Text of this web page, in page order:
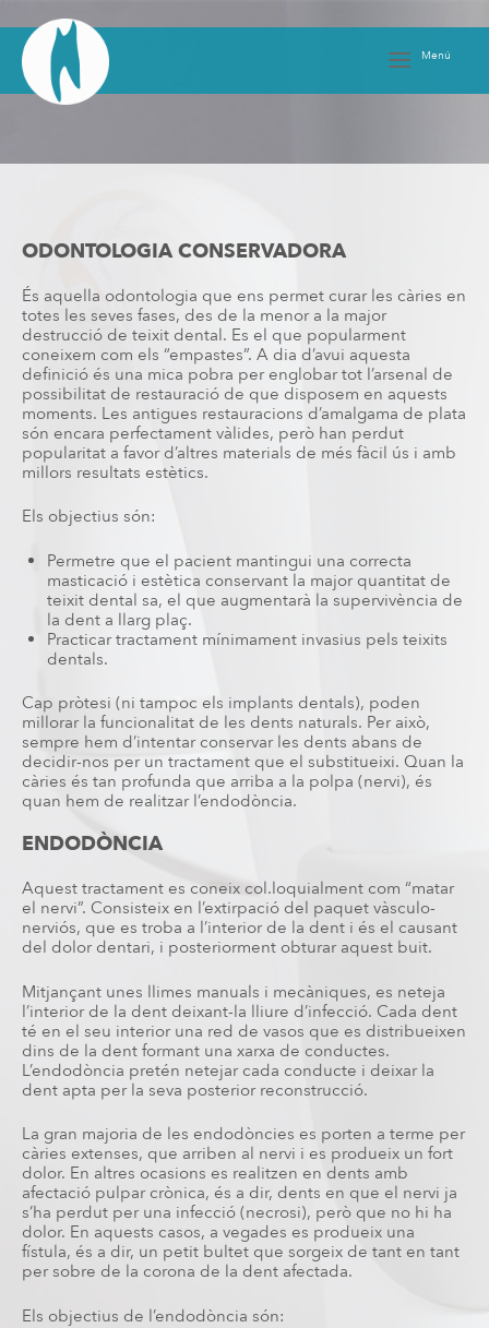
content
Menú
ODONTOLOGIA CONSERVADORA
És aquella odontologia que ens permet curar les càries en
totes les seves fases, des de la menor a la major
destrucció de teixit dental. Es el que popularment
coneixem com els “empastes”. A dia d’avui aquesta
definició és una mica pobra per englobar tot l’arsenal de
possibilitat de restauració de que disposem en aquests
moments. Les antigues restauracions d’amalgama de plata
són encara perfectament vàlides, però han perdut
popularitat a favor d’altres materials de més fàcil ús i amb
millors resultats estètics.
Els objectius són:
Permetre que el pacient mantingui una correcta
masticació i estètica conservant la major quantitat de
teixit dental sa, el que augmentarà la supervivència de
la dent a llarg plaç.
Practicar tractament mínimament invasius pels teixits
dentals.
Cap pròtesi (ni tampoc els implants dentals), poden
millorar la funcionalitat de les dents naturals. Per això,
sempre hem d’intentar conservar les dents abans de
decidir-nos per un tractament que el substitueixi. Quan la
càries és tan profunda que arriba a la polpa (nervi), és
quan hem de realitzar l’endodòncia.
ENDODÒNCIA
Aquest tractament es coneix col.loquialment com “matar
el nervi”. Consisteix en l’extirpació del paquet vàsculo-
nerviós, que es troba a l’interior de la dent i és el causant
del dolor dentari, i posteriorment obturar aquest buit.
Mitjançant unes llimes manuals i mecàniques, es neteja
l’interior de la dent deixant-la lliure d’infecció. Cada dent
té en el seu interior una red de vasos que es distribueixen
dins de la dent formant una xarxa de conductes.
L’endodòncia pretén netejar cada conducte i deixar la
dent apta per la seva posterior reconstrucció.
La gran majoria de les endodòncies es porten a terme per
càries extenses, que arriben al nervi i es produeix un fort
dolor. En altres ocasions es realitzen en dents amb
afectació pulpar crònica, és a dir, dents en que el nervi ja
s’ha perdut per una infecció (necrosi), però que no hi ha
dolor. En aquests casos, a vegades es produeix una
fístula, és a dir, un petit bultet que sorgeix de tant en tant
per sobre de la corona de la dent afectada.
Els objectius de l’endodòncia són: